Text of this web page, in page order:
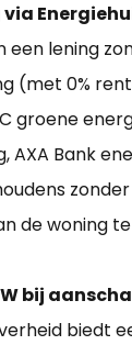
een lening
(met 0%
groene
AXA Bank
de woning
bij
biedt